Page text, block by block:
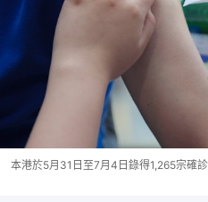
本港於5月31日至7月4日錄得1,265宗確診